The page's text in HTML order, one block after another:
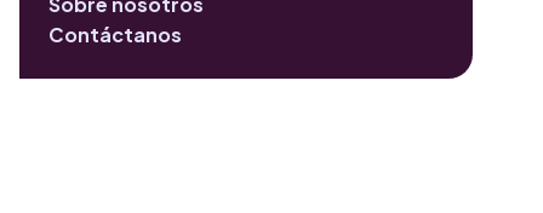
Contáctanos
Explora Implementaciones Avanzadas